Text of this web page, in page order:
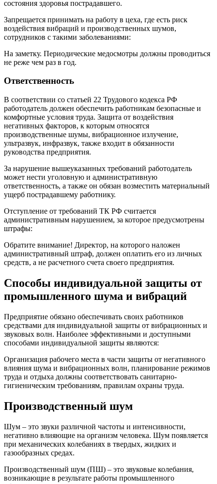
состояния здоровья пострадавшего.
Запрещается принимать на работу в цеха, где есть риск
воздействия вибраций и производственных шумов,
сотрудников с такими заболеваниями:
На заметку. Периодические медосмотры должны проводиться
не реже чем раз в год.
Ответственность
В соответствии со статьей 22 Трудового кодекса РФ
работодатель должен обеспечить работникам безопасные и
комфортные условия труда. Защита от воздействия
негативных факторов, к которым относятся
производственные шумы, вибрационное излучение,
ультразвук, инфразвук, также входит в обязанности
руководства предприятия.
За нарушение вышеуказанных требований работодатель
может нести уголовную и административную
ответственность, а также он обязан возместить материальный
ущерб пострадавшему работнику.
Отступление от требований ТК РФ считается
административным нарушением, за которое предусмотрены
штрафы:
Обратите внимание! Директор, на которого наложен
административный штраф, должен оплатить его из личных
средств, а не расчетного счета своего предприятия.
Способы индивидуальной защиты от
промышленного шума и вибраций
Предприятие обязано обеспечивать своих работников
средствами для индивидуальной защиты от вибрационных и
звуковых волн. Наиболее эффективными и доступными
способами индивидуальной защиты являются:
Организация рабочего места в части защиты от негативного
влияния шума и вибрационных волн, планирование режимов
труда и отдыха должны соответствовать санитарно-
гигиеническим требованиям, правилам охраны труда.
Производственный шум
Шум – это звуки различной частоты и интенсивности,
негативно влияющие на организм человека. Шум появляется
при механических колебаниях в твердых, жидких и
газообразных средах.
Производственный шум (ПШ) – это звуковые колебания,
возникающие в результате работы промышленного